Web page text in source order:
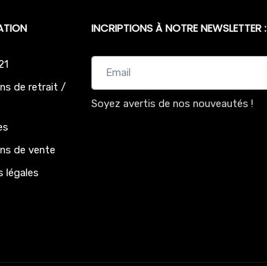
de retrait /
de vente
légales
INCRIPTIONS À NOTRE NEWSLETTER :
Soyez avertis de nos nouveautés !